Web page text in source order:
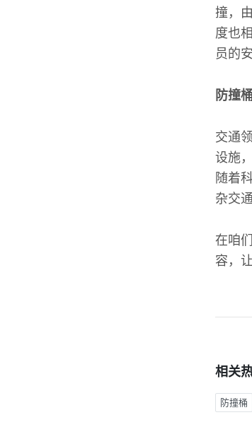
撞，
度也
员的
防撞
交通
设施
随着
杂交
在咱
容，
相关
防撞桶